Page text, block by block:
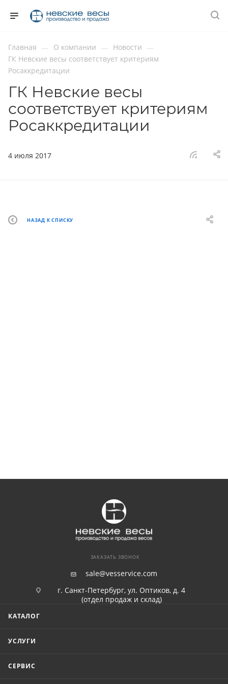
Главная — О компании — Новости —
ГК Невские весы соответствует критериям
Росаккредитации
ГК Невские весы
соответствует критериям
Росаккредитации
4 июля 2017
НАЗАД К СПИСКУ
ЗАКАЗАТЬ ЗВОНОК
sale@vesservice.com
г. Санкт-Петербург, ул. Оптиков, д. 4
(отдел продаж и склад)
КАТАЛОГ
УСЛУГИ
СЕРВИС